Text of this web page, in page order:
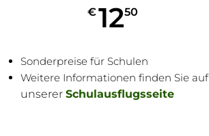
€1250
Sonderpreise für Schulen
Weitere Informationen finden Sie auf
unserer Schulausflugsseite